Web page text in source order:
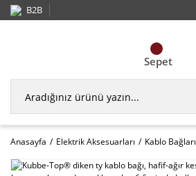
B2B
Sepet
Anasayfa Elektrik Aksesuarları Kablo Bağları